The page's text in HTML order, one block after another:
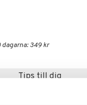
dagarna: 349 kr
Tips till dig